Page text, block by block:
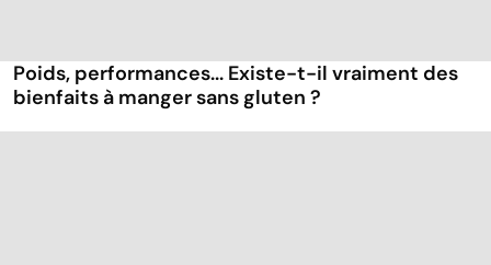
Poids, performances... Existe-t-il vraiment des
bienfaits à manger sans gluten ?